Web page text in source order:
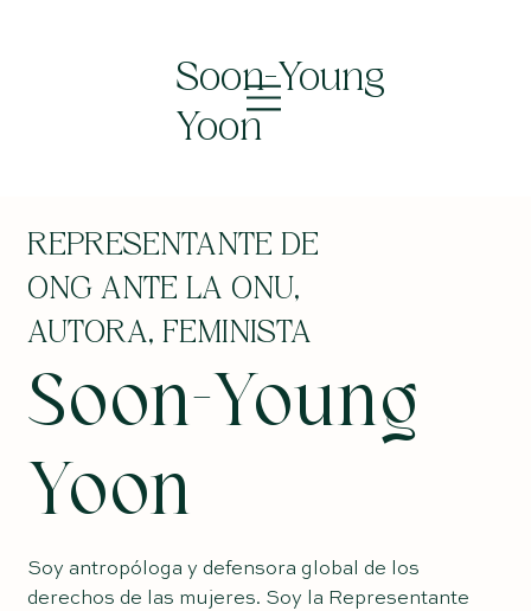
Soon-Young
Yoon
REPRESENTANTE DE
ONG ANTE LA ONU,
AUTORA, FEMINISTA
Soon-Young
Yoon
Soy antropóloga y defensora global de los
derechos de las mujeres. Soy la Representante